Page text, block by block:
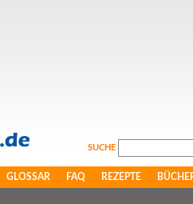
SUCHE
GLOSSAR FAQ REZEPTE